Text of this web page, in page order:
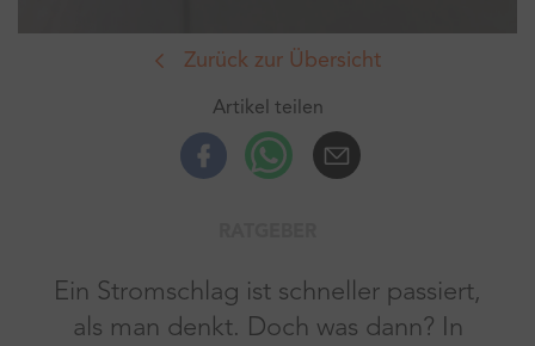
Zurück zur Übersicht
Artikel teilen
FacebookWhatsup
Ein Stromschlag ist schneller passiert,
als man denkt. Doch was dann? In